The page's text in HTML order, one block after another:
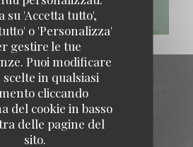
su 'Accetta tutto',
o 'Personalizza'
gestire le tue
Puoi modificare
scelte in qualsiasi
cliccando
del cookie in basso
delle pagine del
sito.